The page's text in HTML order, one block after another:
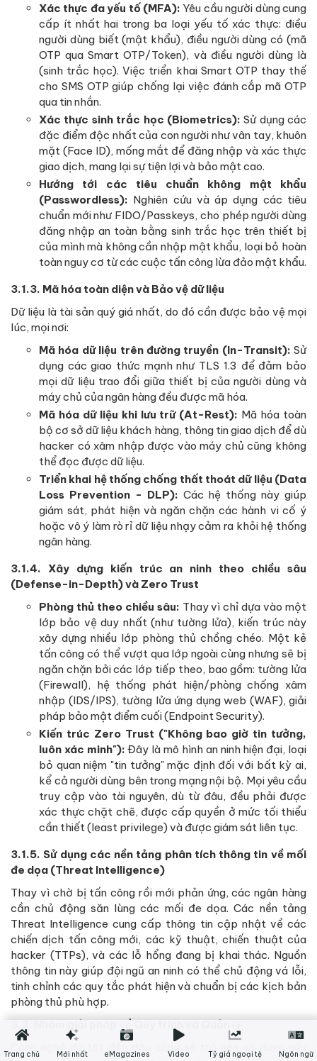
Xác thực đa yếu tố (MFA): Yêu cầu người dùng cung
cấp ít nhất hai trong ba loại yếu tố xác thực: điều
người dùng biết (mật khẩu), điều người dùng có (mã
OTP qua Smart OTP/Token), và điều người dùng là
(sinh trắc học). Việc triển khai Smart OTP thay thế
cho SMS OTP giúp chống lại việc đánh cắp mã OTP
qua tin nhắn.
Xác thực sinh trắc học (Biometrics): Sử dụng các
đặc điểm độc nhất của con người như vân tay, khuôn
mặt (Face ID), mống mắt để đăng nhập và xác thực
giao dịch, mang lại sự tiện lợi và bảo mật cao.
Hướng tới các tiêu chuẩn không mật khẩu
(Passwordless): Nghiên cứu và áp dụng các tiêu
chuẩn mới như FIDO/Passkeys, cho phép người dùng
đăng nhập an toàn bằng sinh trắc học trên thiết bị
của mình mà không cần nhập mật khẩu, loại bỏ hoàn
toàn nguy cơ từ các cuộc tấn công lừa đảo mật khẩu.
3.1.3. Mã hóa toàn diện và Bảo vệ dữ liệu
Dữ liệu là tài sản quý giá nhất, do đó cần được bảo vệ mọi
lúc, mọi nơi:
Mã hóa dữ liệu trên đường truyền (In-Transit): Sử
dụng các giao thức mạnh như TLS 1.3 để đảm bảo
mọi dữ liệu trao đổi giữa thiết bị của người dùng và
máy chủ của ngân hàng đều được mã hóa.
Mã hóa dữ liệu khi lưu trữ (At-Rest): Mã hóa toàn
bộ cơ sở dữ liệu khách hàng, thông tin giao dịch để dù
hacker có xâm nhập được vào máy chủ cũng không
thể đọc được dữ liệu.
Triển khai hệ thống chống thất thoát dữ liệu (Data
Loss Prevention - DLP): Các hệ thống này giúp
giám sát, phát hiện và ngăn chặn các hành vi cố ý
hoặc vô ý làm rò rỉ dữ liệu nhạy cảm ra khỏi hệ thống
ngân hàng.
3.1.4. Xây dựng kiến trúc an ninh theo chiều sâu
(Defense-in-Depth) và Zero Trust
Phòng thủ theo chiều sâu: Thay vì chỉ dựa vào một
lớp bảo vệ duy nhất (như tường lửa), kiến trúc này
xây dựng nhiều lớp phòng thủ chồng chéo. Một kẻ
tấn công có thể vượt qua lớp ngoài cùng nhưng sẽ bị
ngăn chặn bởi các lớp tiếp theo, bao gồm: tường lửa
(Firewall), hệ thống phát hiện/phòng chống xâm
nhập (IDS/IPS), tường lửa ứng dụng web (WAF), giải
pháp bảo mật điểm cuối (Endpoint Security).
Kiến trúc Zero Trust ("Không bao giờ tin tưởng,
luôn xác minh"): Đây là mô hình an ninh hiện đại, loại
bỏ quan niệm "tin tưởng" mặc định đối với bất kỳ ai,
kể cả người dùng bên trong mạng nội bộ. Mọi yêu cầu
truy cập vào tài nguyên, dù từ đâu, đều phải được
xác thực chặt chẽ, được cấp quyền ở mức tối thiểu
cần thiết (least privilege) và được giám sát liên tục.
3.1.5. Sử dụng các nền tảng phân tích thông tin về mối
đe dọa (Threat Intelligence)
Thay vì chờ bị tấn công rồi mới phản ứng, các ngân hàng
cần chủ động săn lùng các mối đe dọa. Các nền tảng
Threat Intelligence cung cấp thông tin cập nhật về các
chiến dịch tấn công mới, các kỹ thuật, chiến thuật của
hacker (TTPs), và các lỗ hổng đang bị khai thác. Nguồn
thông tin này giúp đội ngũ an ninh có thể chủ động vá lỗi,
tinh chỉnh các quy tắc phát hiện và chuẩn bị các kịch bản
phòng thủ phù hợp.
3.2. Nhóm giải pháp về Quy trình và Quản lý
Công nghệ dù tốt đến đâu cũng sẽ trở nên vô dụng nếu
Trang chủ Mới nhất eMagazines Video Tỷ giá ngoại tệ Ngôn ngữ